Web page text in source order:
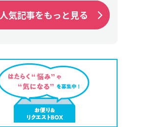
人気記事をもっと見る
人気記事をもっと見る